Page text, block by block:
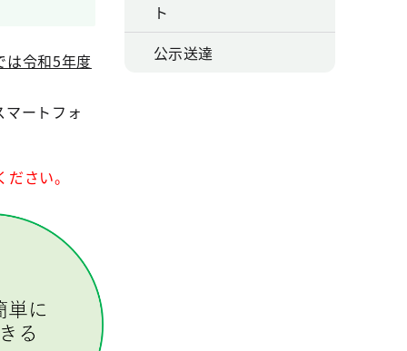
は令和5年度
ートフォ
さい。
ト
公示送達